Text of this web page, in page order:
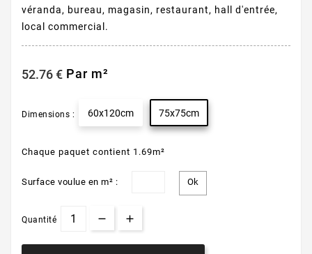
véranda, bureau, magasin, restaurant, hall d'entrée,
local commercial.
52.76 € Par m²
Dimensions : 60x120cm 75x75cm
Chaque paquet contient 1.69m²
Surface voulue en m² :
Quantité